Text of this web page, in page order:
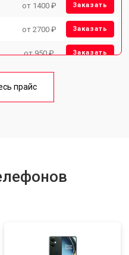
от 1400 ₽ Заказать
от 2700 ₽ Заказать
от 950 ₽ Заказать
от 3200 ₽
прайс